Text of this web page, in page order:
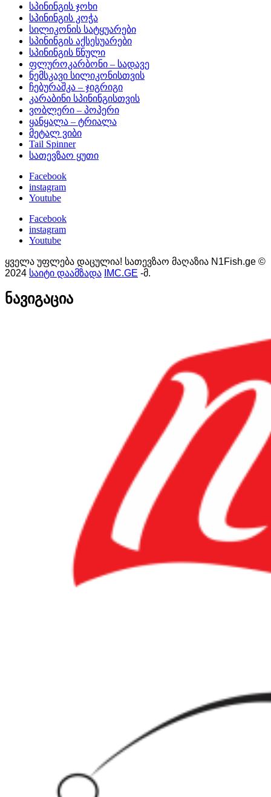
სპინინგის ჯოხი
სპინინგის კოჭა
სილიკონის სატყუარები
სპინინგის აქსესუარები
სპინინგის წნული
ფლუროკარბონი – სადავე
ნემსკავი სილიკონისთვის
ჩებურაშკა – ჯიგრიგი
კარაბინი სპინინგისთვის
ვობლერი – პოპერი
ყანყალა – ტრიალა
მეტალ ვიბი
Tail Spinner
სათევზაო ყუთი
Facebook
instagram
Youtube
Facebook
instagram
Youtube
ყველა უფლება დაცულია! სათევზაო მაღაზია N1Fish.ge ©
2024 საიტი დაამზადა IMC.GE -მ.
ნავიგაცია